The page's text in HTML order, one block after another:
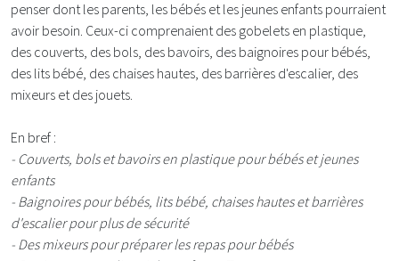
penser dont les parents, les bébés et les jeunes enfants pourraient
avoir besoin. Ceux-ci comprenaient des gobelets en plastique,
des couverts, des bols, des bavoirs, des baignoires pour bébés,
des lits bébé, des chaises hautes, des barrières d'escalier, des
mixeurs et des jouets.
En bref :
- Couverts, bols et bavoirs en plastique pour bébés et jeunes
enfants
- Baignoires pour bébés, lits bébé, chaises hautes et barrières
d'escalier pour plus de sécurité
- Des mixeurs pour préparer les repas pour bébés